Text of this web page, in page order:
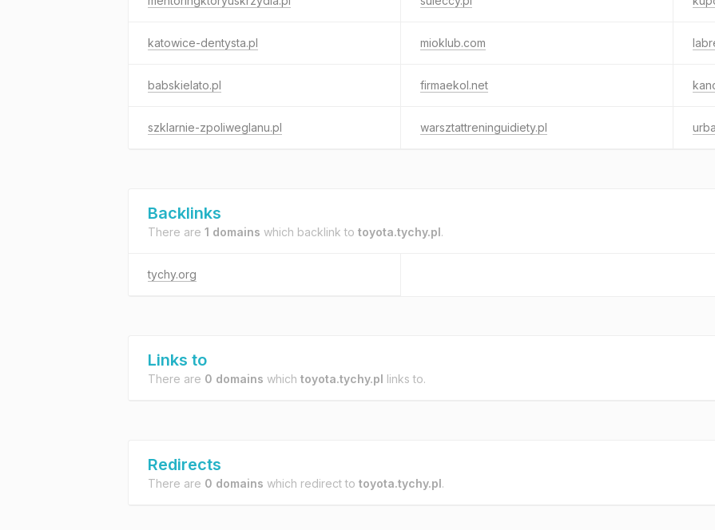
katowice-dentysta.pl mioklub.com
babskielato.pl firmaekol.net
szklarnie-zpoliweglanu.pl warsztattreninguidiety.pl
Backlinks
There are 1 domains which backlink to toyota.tychy.pl.
tychy.org
Links to
There are 0 domains which toyota.tychy.pl links to.
Redirects
There are 0 domains which redirect to toyota.tychy.pl.